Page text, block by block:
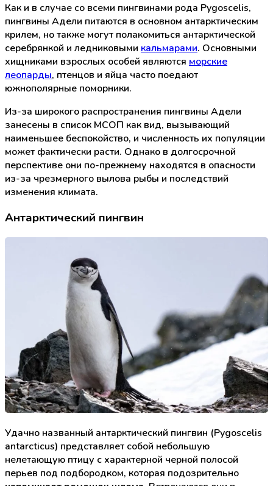
Как и в случае со всеми пингвинами рода Pygoscelis,
пингвины Адели питаются в основном антарктическим
крилем, но также могут полакомиться антарктической
серебрянкой и ледниковыми кальмарами. Основными
хищниками взрослых особей являются морские
леопарды, птенцов и яйца часто поедают
южнополярные поморники.
Из-за широкого распространения пингвины Адели
занесены в список МСОП как вид, вызывающий
наименьшее беспокойство, и численность их популяции
может фактически расти. Однако в долгосрочной
перспективе они по-прежнему находятся в опасности
из-за чрезмерного вылова рыбы и последствий
изменения климата.
Антарктический пингвин
Удачно названный антарктический пингвин (Pygoscelis
antarcticus) представляет собой небольшую
нелетающую птицу с характерной черной полосой
перьев под подбородком, которая подозрительно